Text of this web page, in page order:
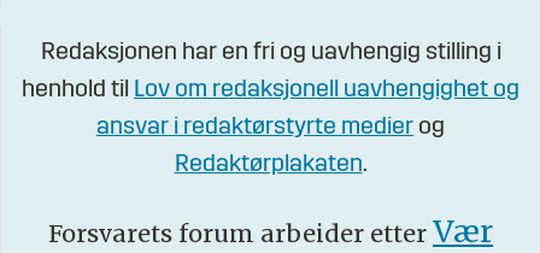
Redaksjonen har en fri og uavhengig stilling i
henhold til Lov om redaksjonell uavhengighet og
ansvar i redaktørstyrte medier og
Redaktørplakaten.
Forsvarets forum arbeider etter Vær